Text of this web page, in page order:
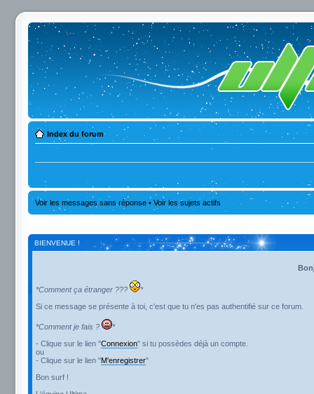
Index du forum
Voir les messages sans réponse • Voir les sujets actifs
BIENVENUE !
*Comment ça étranger ???
*
Si ce message se présente à toi, c'est que tu n'es pas authentifié sur ce forum.
*Comment je fais ?
*
- Clique sur le lien "Connexion" si tu possèdes déjà un compte.
ou
- Clique sur le lien "M'enregistrer"
Bon surf !